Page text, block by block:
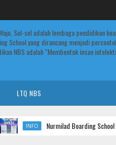
Sul-sel adalah lembaga pendidikan
School yang dirancang menjadi
NBS adalah "Membentuk insan
LTQ NBS
INFO Nurmilad Boarding School Buka